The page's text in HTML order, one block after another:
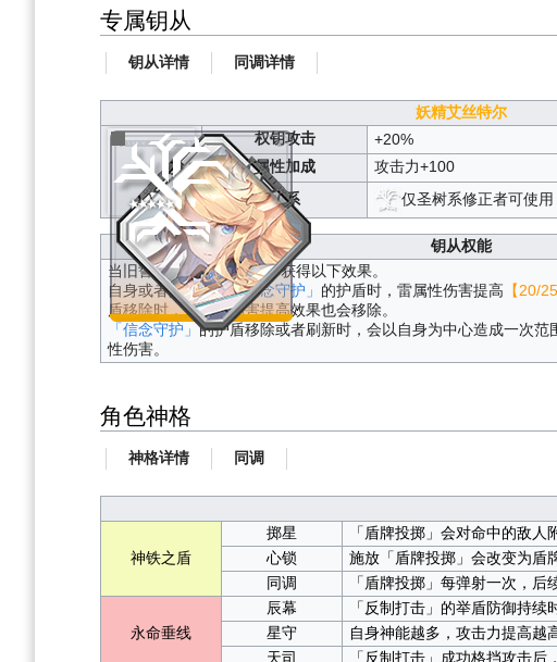
专属钥从
钥从详情 同调详情
妖精艾丝特尔
权钥攻击
+20%
属性加成
攻击力+100
神系
仅圣树系修正者可使用
钥从权能
当旧誓·薇儿丹蒂装备时，获得以下效果。
自身或者队友获得「信念守护」 的护盾时，雷属性伤害提高 【20/
盾移除时，雷属性伤害提高效果也会移除。
「信念守护」的护盾移除或者刷新时，会以自身为中心造成一次范
性伤害。
角色神格
神格详情 同调
神铁之盾
掷星 「盾牌投掷」会对命中的敌人
心锁
施放「盾牌投掷」会改变为盾
同调
「盾牌投掷」每弹射一次，后
永命垂线
辰幕 「反制打击」的举盾防御持续
星守
自身神能越多，攻击力提高越
天司
「反制打击」成功格挡攻击